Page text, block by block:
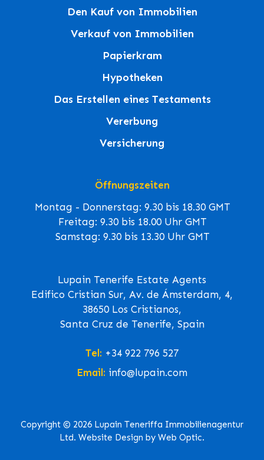
Den Kauf von Immobilien
Verkauf von Immobilien
Papierkram
Hypotheken
Das Erstellen eines Testaments
Vererbung
Versicherung
Öffnungszeiten
Montag - Donnerstag: 9.30 bis 18.30 GMT
Freitag: 9.30 bis 18.00 Uhr GMT
Samstag: 9.30 bis 13.30 Uhr GMT
Lupain Tenerife Estate Agents
Edifico Cristian Sur, Av. de Ámsterdam, 4,
38650 Los Cristianos,
Santa Cruz de Tenerife, Spain
Tel: +34 922 796 527
Email: info@lupain.com
Copyright © 2026 Lupain Teneriffa Immobilienagentur
Ltd. Website Design by Web Optic.